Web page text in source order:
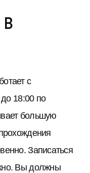
с
18:00 по
большую
Записаться
Вы должны